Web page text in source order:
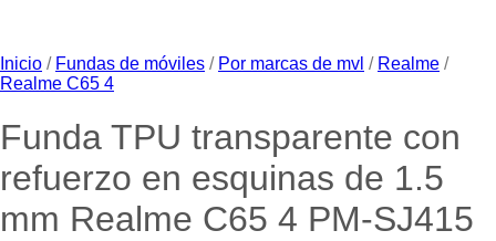
Inicio / Fundas de móviles / Por marcas de mvl / Realme /
Realme C65 4
Funda TPU transparente con
refuerzo en esquinas de 1.5
mm Realme C65 4 PM-SJ415